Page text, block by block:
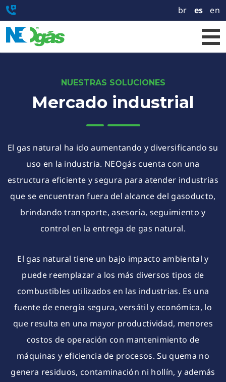
br es en
NUESTRAS SOLUCIONES
Mercado industrial
El gas natural ha ido aumentando y diversificando su
uso en la industria. NEOgás cuenta con una
estructura eficiente y segura para atender industrias
que se encuentran fuera del alcance del gasoducto,
brindando transporte, asesoría, seguimiento y
control en la entrega de gas natural.
El gas natural tiene un bajo impacto ambiental y
puede reemplazar a los más diversos tipos de
combustibles utilizados en las industrias. Es una
fuente de energía segura, versátil y económica, lo
que resulta en una mayor productividad, menores
costos de operación con mantenimiento de
máquinas y eficiencia de procesos. Su quema no
genera residuos, contaminación ni hollín, y además